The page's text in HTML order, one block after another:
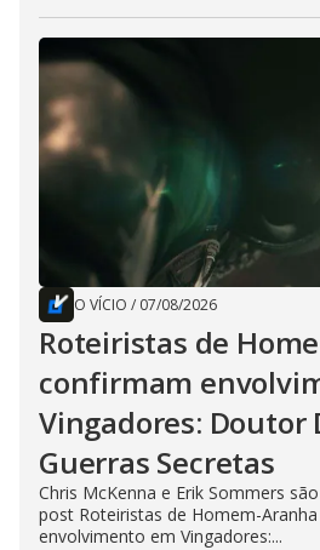
O VÍCIO / 07/08/2026
Roteiristas de
confirmam
Vingadores: Doutor
Guerras Secretas
Chris McKenna e Erik Sommers
post Roteiristas de Homem-
envolvimento em Vingadores:...